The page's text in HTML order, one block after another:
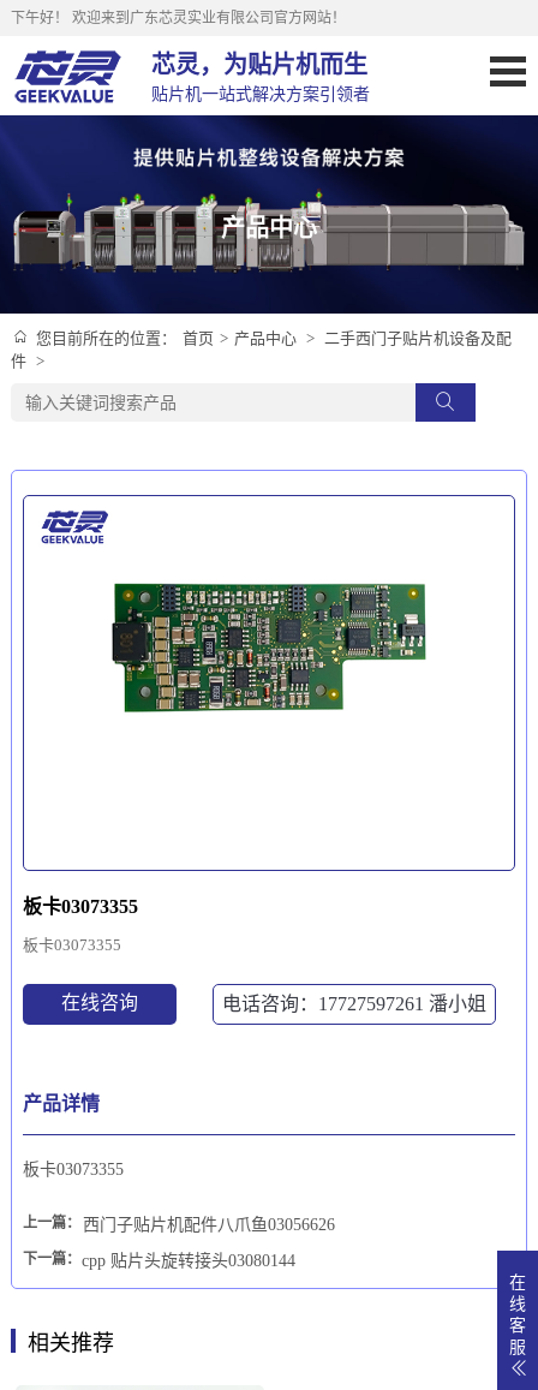
下午好！ 欢迎来到广东芯灵实业有限公司官方网站！
芯灵，为贴片机而生
贴片机一站式解决方案引领者
产品中心
您目前所在的位置： 首页 > 产品中心 > 二手西门子贴片机设备及配
件 >
板卡03073355
板卡03073355
在线咨询 电话咨询：17727597261 潘小姐
产品详情
板卡03073355
上一篇： 西门子贴片机配件八爪鱼03056626
下一篇： cpp 贴片头旋转接头03080144
相关推荐
在
线
客
服